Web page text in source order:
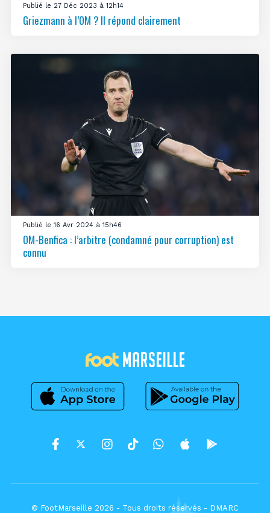
Publié le 27 Déc 2023 à 12h14
Griezmann à l’OM ? Il répond clairement
Publié le 16 Avr 2024 à 15h46
OM-Benfica : l’arbitre (condamné pour corruption) est
connu
© FootMarseille 2026 - Tous droits réservés - DMARC